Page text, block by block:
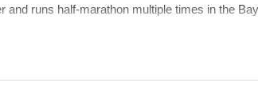
runs half-marathon multiple times in the